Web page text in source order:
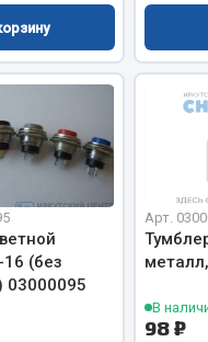
элементы
переходники
гайки
16 (без
03000095
Арт.
В
98 ₽